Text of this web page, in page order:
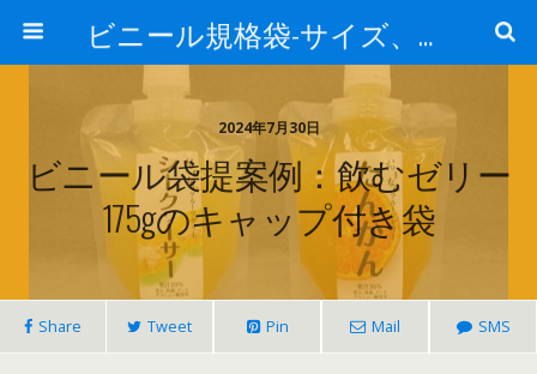
ビニール規格袋-サイズ、価格、材質-業務用チャック袋、アルミ袋、真空袋について
2024年7月30日
ビニール袋提案例：飲むゼリー
175gのキャップ付き袋
Share Tweet Pin Mail SMS